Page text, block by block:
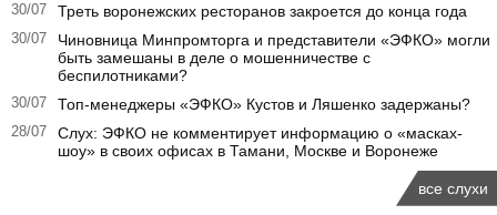
30/07 Треть воронежских ресторанов закроется до конца года
30/07
Чиновница Минпромторга и представители «ЭФКО» могли
быть замешаны в деле о мошенничестве с
беспилотниками?
30/07 Топ-менеджеры «ЭФКО» Кустов и Ляшенко задержаны?
28/07
Слух: ЭФКО не комментирует информацию о «масках-
шоу» в своих офисах в Тамани, Москве и Воронеже
все слухи